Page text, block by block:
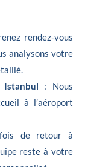
rendez-vous
analysons votre
: Nous
à l’aéroport
de retour à
reste à votre